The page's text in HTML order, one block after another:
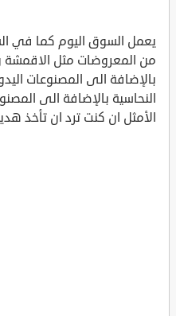
يعمل السوق اليوم كما في
من المعروضات مثل الاقمشة
بالإضافة الى المصنوعات
النحاسية بالإضافة الى
الأمثل ان كنت ترد ان تأخذ